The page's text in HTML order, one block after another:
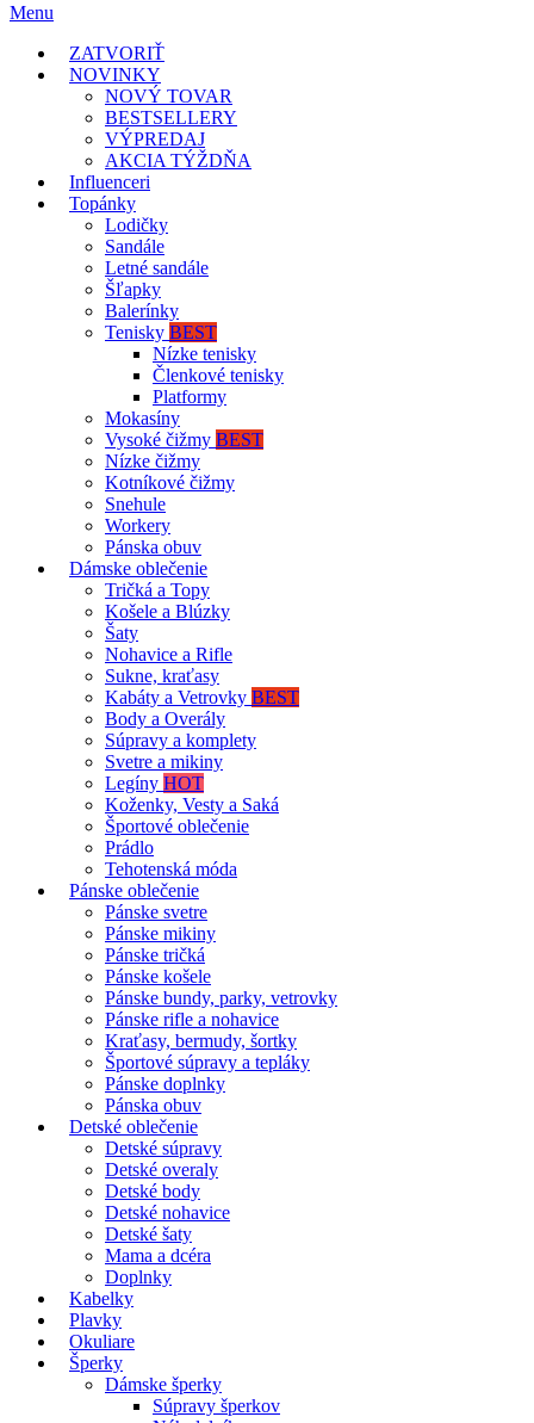
Menu
ZATVORIŤ
NOVINKY
NOVÝ TOVAR
BESTSELLERY
VÝPREDAJ
AKCIA TÝŽDŇA
Influenceri
Topánky
Lodičky
Sandále
Letné sandále
Šľapky
Balerínky
Tenisky BEST
Nízke tenisky
Členkové tenisky
Platformy
Mokasíny
Vysoké čižmy BEST
Nízke čižmy
Kotníkové čižmy
Snehule
Workery
Pánska obuv
Dámske oblečenie
Tričká a Topy
Košele a Blúzky
Šaty
Nohavice a Rifle
Sukne, kraťasy
Kabáty a Vetrovky BEST
Body a Overály
Súpravy a komplety
Svetre a mikiny
Legíny HOT
Koženky, Vesty a Saká
Športové oblečenie
Prádlo
Tehotenská móda
Pánske oblečenie
Pánske svetre
Pánske mikiny
Pánske tričká
Pánske košele
Pánske bundy, parky, vetrovky
Pánske rifle a nohavice
Kraťasy, bermudy, šortky
Športové súpravy a tepláky
Pánske doplnky
Pánska obuv
Detské oblečenie
Detské súpravy
Detské overaly
Detské body
Detské nohavice
Detské šaty
Mama a dcéra
Doplnky
Kabelky
Plavky
Okuliare
Šperky
Dámske šperky
Súpravy šperkov